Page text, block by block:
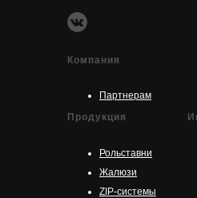
Компания
Партнерам
Продукция
Рольставни
Жалюзи
ZIP-системы